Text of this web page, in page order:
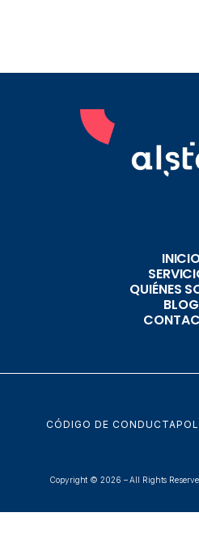
QUIÉNES
BLOG
Copyright © 2026 – All Rights
CÓDIGO DE CONDUCTA